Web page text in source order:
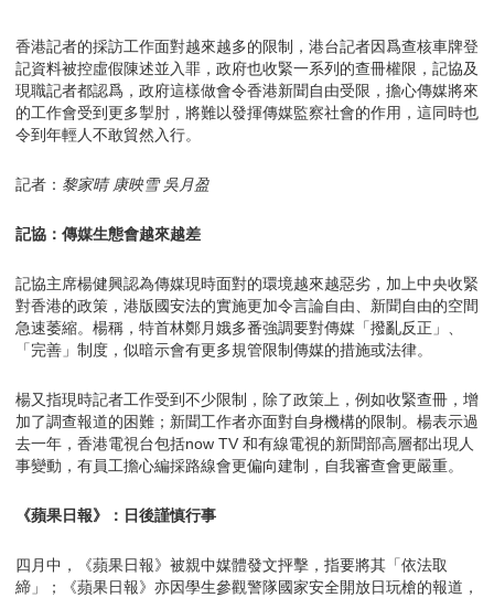
香港記者的採訪工作面對越來越多的限制，港台記者因爲查核車牌登
記資料被控虛假陳述並入罪，政府也收緊一系列的查冊權限，記協及
現職記者都認爲，政府這樣做會令香港新聞自由受限，擔心傳媒將來
的工作會受到更多掣肘，將難以發揮傳媒監察社會的作用，這同時也
令到年輕人不敢貿然入行。
記者： 黎家晴 康映雪 吳月盈
記協：傳媒生態會越來越差
記協主席楊健興認為傳媒現時面對的環境越來越惡劣，加上中央收緊
對香港的政策，港版國安法的實施更加令言論自由、新聞自由的空間
急速萎縮。楊稱，特首林鄭月娥多番強調要對傳媒「撥亂反正」、
「完善」制度，似暗示會有更多規管限制傳媒的措施或法律。
楊又指現時記者工作受到不少限制，除了政策上，例如收緊查冊，增
加了調查報道的困難；新聞工作者亦面對自身機構的限制。楊表示過
去一年，香港電視台包括now TV 和有線電視的新聞部高層都出現人
事變動，有員工擔心編採路線會更偏向建制，自我審查會更嚴重。
《蘋果日報》：日後謹慎行事
四月中，《蘋果日報》被親中媒體發文抨擊，指要將其「依法取
締」；《蘋果日報》亦因學生參觀警隊國家安全開放日玩槍的報道，